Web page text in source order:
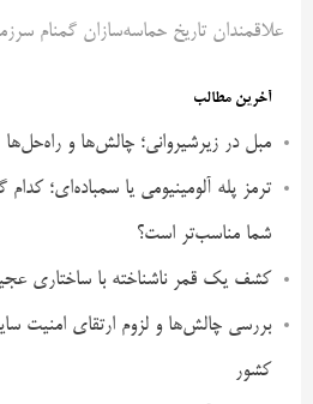
علاقمندان تاریخ حماسه‌سازان گمنام
آخرین مطالب
مبل در زیرشیروانی؛ چالش‌ها و راه‌حل‌ها
ترمز پله آلومینیومی یا سمباده‌ای؛
شما مناسب‌تر است؟
کشف یک قمر ناشناخته با ساختاری
بررسی چالش‌ها و لزوم ارتقای امنیت
کشور